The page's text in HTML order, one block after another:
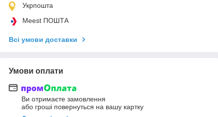
Укрпошта
Meest ПОШТА
Всі умови доставки
Умови оплати
Ви отримаєте замовлення
або гроші повернуться на вашу картку